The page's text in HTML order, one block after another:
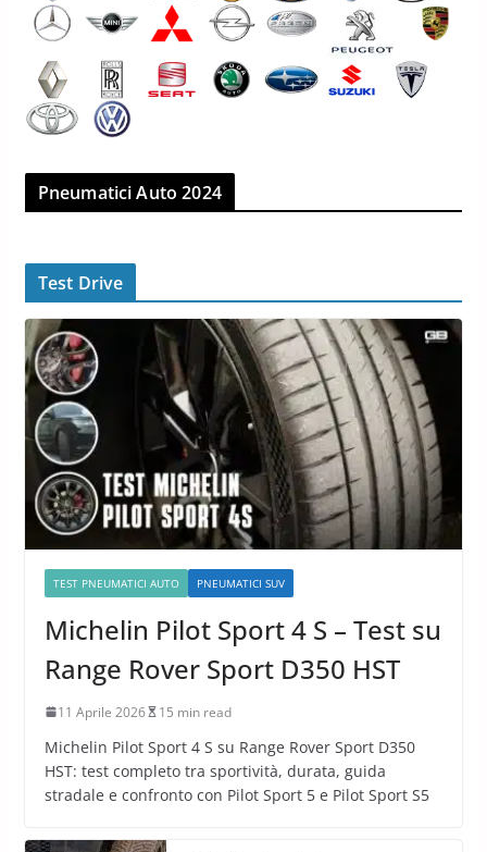
Pneumatici Auto 2024
Test Drive
TEST PNEUMATICI AUTO PNEUMATICI SUV
Michelin Pilot Sport 4 S – Test su
Range Rover Sport D350 HST
11 Aprile 2026 15 min read
Michelin Pilot Sport 4 S su Range Rover Sport D350
HST: test completo tra sportività, durata, guida
stradale e confronto con Pilot Sport 5 e Pilot Sport S5